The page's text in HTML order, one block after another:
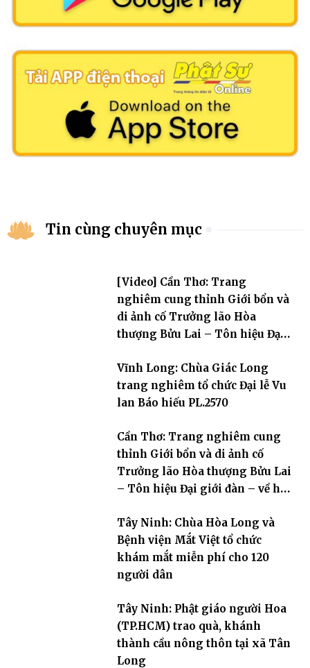
Tin cùng chuyên mục
[Video] Cần Thơ: Trang
nghiêm cung thỉnh Giới bổn và
di ảnh cố Trưởng lão Hòa
thượng Bửu Lai – Tôn hiệu Đại
Vĩnh Long: Chùa Giác Long
trang nghiêm tổ chức Đại lễ Vu
lan Báo hiếu PL.2570
Cần Thơ: Trang nghiêm cung
thỉnh Giới bổn và di ảnh cố
Trưởng lão Hòa thượng Bửu Lai
– Tôn hiệu Đại giới đàn – về hai
Tây Ninh: Chùa Hòa Long và
Bệnh viện Mắt Việt tổ chức
khám mắt miễn phí cho 120
người dân
Tây Ninh: Phật giáo người Hoa
(TP.HCM) trao quà, khánh
thành cầu nông thôn tại xã Tân
Long